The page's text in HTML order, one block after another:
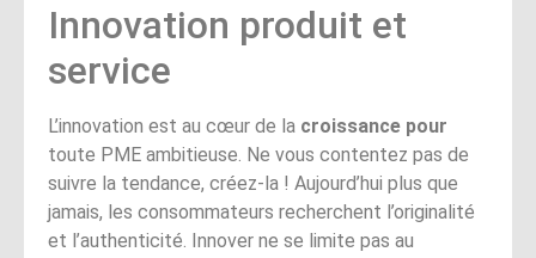
Innovation produit et
service
L’innovation est au cœur de la croissance pour
toute PME ambitieuse. Ne vous contentez pas de
suivre la tendance, créez-la ! Aujourd’hui plus que
jamais, les consommateurs recherchent l’originalité
et l’authenticité. Innover ne se limite pas au